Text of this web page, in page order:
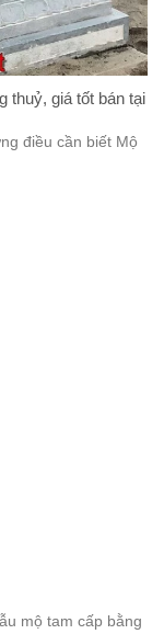
thuỷ, giá tốt bán tại
điều cần biết Mộ
mộ tam cấp bằng